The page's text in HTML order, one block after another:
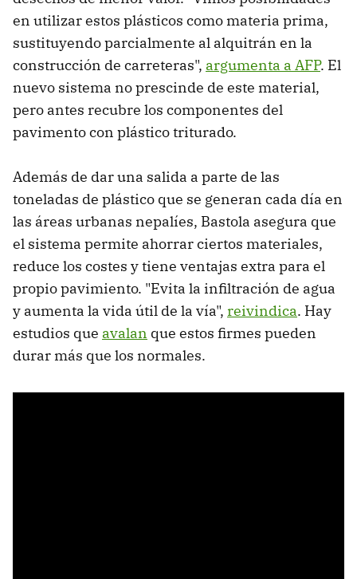
en utilizar estos plásticos como materia prima,
sustituyendo parcialmente al alquitrán en la
construcción de carreteras", argumenta a AFP. El
nuevo sistema no prescinde de este material,
pero antes recubre los componentes del
pavimento con plástico triturado.
Además de dar una salida a parte de las
toneladas de plástico que se generan cada día en
las áreas urbanas nepalíes, Bastola asegura que
el sistema permite ahorrar ciertos materiales,
reduce los costes y tiene ventajas extra para el
propio pavimiento. "Evita la infiltración de agua
y aumenta la vida útil de la vía", reivindica. Hay
estudios que avalan que estos firmes pueden
durar más que los normales.